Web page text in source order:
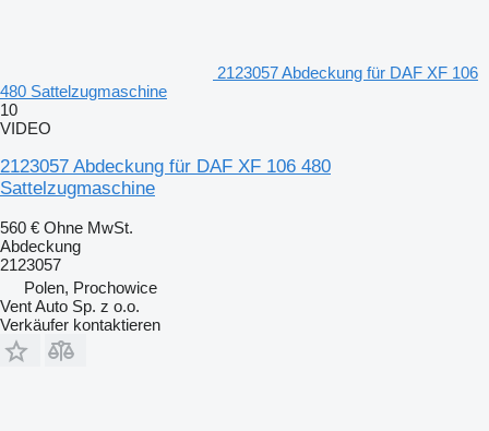
2123057 Abdeckung für DAF XF 106
480 Sattelzugmaschine
10
VIDEO
2123057 Abdeckung für DAF XF 106 480
Sattelzugmaschine
560 € Ohne MwSt.
Abdeckung
2123057
Polen, Prochowice
Vent Auto Sp. z o.o.
Verkäufer kontaktieren